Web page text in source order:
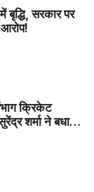
बृद्धि, सरकार पर
क्रिकेट
शर्मा ने बधाई